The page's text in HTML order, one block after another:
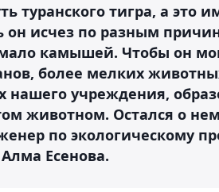
туранского тигра, а
он исчез по разным
камышей. Чтобы он
более мелких
нашего учреждения,
животном. Остался о
по экологическому
Есенова.